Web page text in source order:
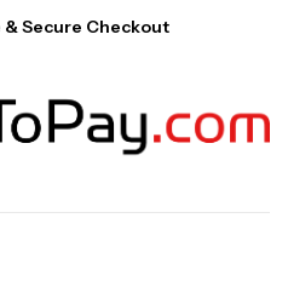
Secure Checkout